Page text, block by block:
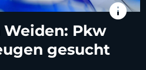
info
Pkw
gesucht